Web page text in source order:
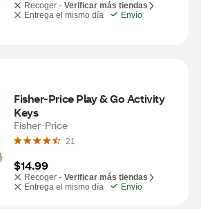
Recoger - Verificar más tiendas
Entrega el mismo día
Envío
Fisher-Price Play & Go Activity
Keys
Fisher-Price
21
$14.99
Recoger - Verificar más tiendas
Entrega el mismo día
Envío